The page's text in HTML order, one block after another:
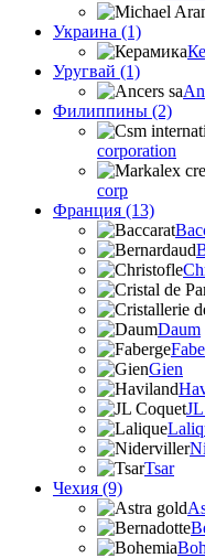
Украина (1)
Уругвай (1)
Филиппины (2)
corporation
corp
Франция (13)
Daum
Gien
Tsar
Чехия (9)